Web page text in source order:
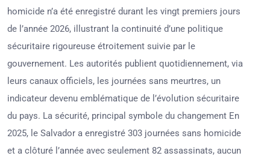
homicide n’a été enregistré durant les vingt premiers jours
de l’année 2026, illustrant la continuité d’une politique
sécuritaire rigoureuse étroitement suivie par le
gouvernement. Les autorités publient quotidiennement, via
leurs canaux officiels, les journées sans meurtres, un
indicateur devenu emblématique de l’évolution sécuritaire
du pays. La sécurité, principal symbole du changement En
2025, le Salvador a enregistré 303 journées sans homicide
et a clôturé l’année avec seulement 82 assassinats, aucun